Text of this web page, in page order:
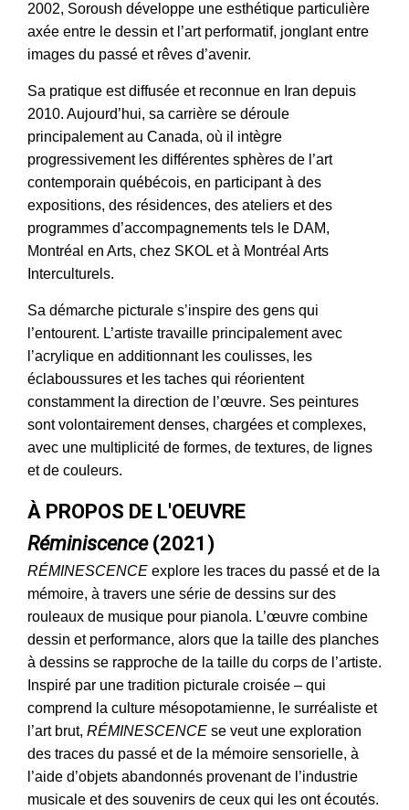
2002, Soroush développe une esthétique particulière
axée entre le dessin et l’art performatif, jonglant entre
images du passé et rêves d’avenir.
Sa pratique est diffusée et reconnue en Iran depuis
2010. Aujourd’hui, sa carrière se déroule
principalement au Canada, où il intègre
progressivement les différentes sphères de l’art
contemporain québécois, en participant à des
expositions, des résidences, des ateliers et des
programmes d’accompagnements tels le DAM,
Montréal en Arts, chez SKOL et à Montréal Arts
Interculturels.
Sa démarche picturale s’inspire des gens qui
l’entourent. L’artiste travaille principalement avec
l’acrylique en additionnant les coulisses, les
éclaboussures et les taches qui réorientent
constamment la direction de l’œuvre. Ses peintures
sont volontairement denses, chargées et complexes,
avec une multiplicité de formes, de textures, de lignes
et de couleurs.
À PROPOS DE L'OEUVRE
Réminiscence(2021)
RÉMINESCENCE explore les traces du passé et de la
mémoire, à travers une série de dessins sur des
rouleaux de musique pour pianola. L’œuvre combine
dessin et performance, alors que la taille des planches
à dessins se rapproche de la taille du corps de l’artiste.
Inspiré par une tradition picturale croisée – qui
comprend la culture mésopotamienne, le surréaliste et
l’art brut, RÉMINESCENCE se veut une exploration
des traces du passé et de la mémoire sensorielle, à
l’aide d’objets abandonnés provenant de l’industrie
musicale et des souvenirs de ceux qui les ont écoutés.